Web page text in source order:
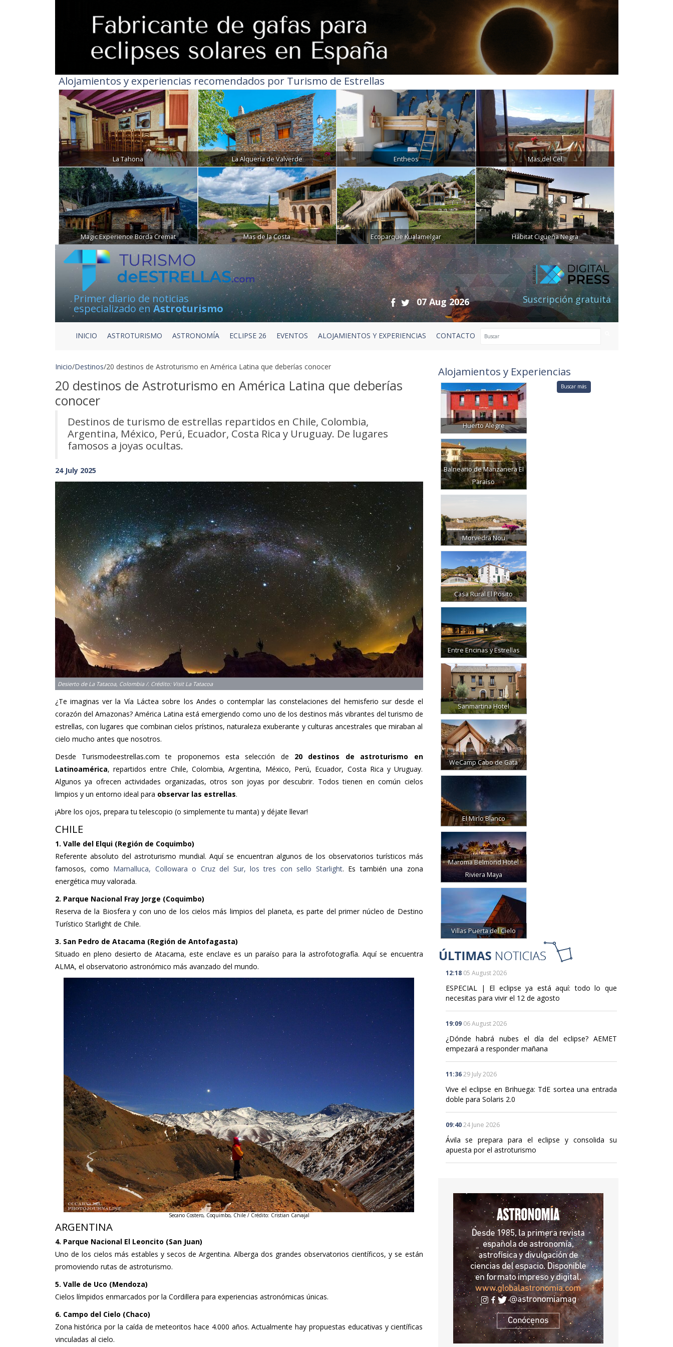
Alojamientos y experiencias recomendados por Turismo de Estrellas
La Tahona La Alquería de Valverde Entheos Mas del Cel
Magic Experience Borda Cremat Mas de la Costa Ecoparque Kualamelgar Hábitat Cigüeña Negra
Primer diario de noticias
especializado enAstroturismo
07 Aug 2026 Suscripción gratuita
INICIO ASTROTURISMO ASTRONOMÍA ECLIPSE 26 EVENTOS ALOJAMIENTOS Y EXPERIENCIAS CONTACTO
Inicio/Destinos/20 destinos de Astroturismo en América Latina que deberías conocer
20 destinos de Astroturismo en América Latina que deberías
conocer
Destinos de turismo de estrellas repartidos en Chile, Colombia,
Argentina, México, Perú, Ecuador, Costa Rica y Uruguay. De lugares
famosos a joyas ocultas.
24 July 2025
Desierto de La Tatacoa, Colombia /. Crédito: Visit La Tatacoa
Previous Next
¿Te imaginas ver la Vía Láctea sobre los Andes o contemplar las constelaciones del hemisferio sur desde el
corazón del Amazonas? América Latina está emergiendo como uno de los destinos más vibrantes del turismo de
estrellas, con lugares que combinan cielos prístinos, naturaleza exuberante y culturas ancestrales que miraban al
cielo mucho antes que nosotros.
Desde Turismodeestrellas.com te proponemos esta selección de 20 destinos de astroturismo en
Latinoamérica, repartidos entre Chile, Colombia, Argentina, México, Perú, Ecuador, Costa Rica y Uruguay.
Algunos ya ofrecen actividades organizadas, otros son joyas por descubrir. Todos tienen en común cielos
limpios y un entorno ideal para observar las estrellas.
¡Abre los ojos, prepara tu telescopio (o simplemente tu manta) y déjate llevar!
CHILE
1. Valle del Elqui (Región de Coquimbo)
Referente absoluto del astroturismo mundial. Aquí se encuentran algunos de los observatorios turísticos más
famosos, como Mamalluca, Collowara o Cruz del Sur, los tres con sello Starlight. Es también una zona
energética muy valorada.
2. Parque Nacional Fray Jorge (Coquimbo)
Reserva de la Biosfera y con uno de los cielos más limpios del planeta, es parte del primer núcleo de Destino
Turístico Starlight de Chile.
3. San Pedro de Atacama (Región de Antofagasta)
Situado en pleno desierto de Atacama, este enclave es un paraíso para la astrofotografía. Aquí se encuentra
ALMA, el observatorio astronómico más avanzado del mundo.
Secano Costero, Coquimbo, Chile / Crédito: Cristian Carvajal
ARGENTINA
4. Parque Nacional El Leoncito (San Juan)
Uno de los cielos más estables y secos de Argentina. Alberga dos grandes observatorios científicos, y se están
promoviendo rutas de astroturismo.
5. Valle de Uco (Mendoza)
Cielos límpidos enmarcados por la Cordillera para experiencias astronómicas únicas.
6. Campo del Cielo (Chaco)
Zona histórica por la caída de meteoritos hace 4.000 años. Actualmente hay propuestas educativas y científicas
vinculadas al cielo.
Alojamientos y Experiencias
Huerto Alegre
Balneario de Manzanera El
Paraíso
Morvedra Nou
Casa Rural El Posito
Entre Encinas y Estrellas
Sanmartina Hotel
WeCamp Cabo de Gata
El Mirlo Blanco
Maroma Belmond Hotel
Riviera Maya
Villas Puerta del Cielo
Buscar más
12:18 05 August 2026
ESPECIAL | El eclipse ya está aquí: todo lo que
necesitas para vivir el 12 de agosto
19:09 06 August 2026
¿Dónde habrá nubes el día del eclipse? AEMET
empezará a responder mañana
11:36 29 July 2026
Vive el eclipse en Brihuega: TdE sortea una entrada
doble para Solaris 2.0
09:40 24 June 2026
Ávila se prepara para el eclipse y consolida su
apuesta por el astroturismo